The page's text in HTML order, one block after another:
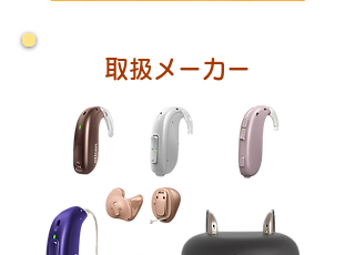
取扱メーカー